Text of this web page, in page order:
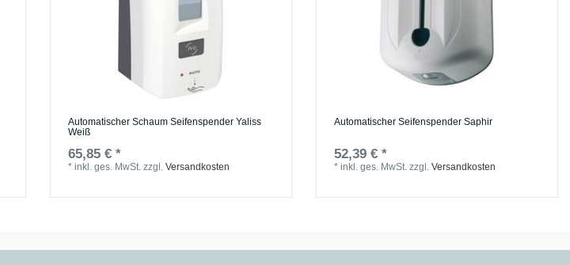
Automatischer Schaum Seifenspender Yaliss
Weiß
65,85 € *
*inkl. ges. MwSt. zzgl.Versandkosten
Automatischer Seifenspender Saphir
52,39 € *
*inkl. ges. MwSt. zzgl.Versandkosten